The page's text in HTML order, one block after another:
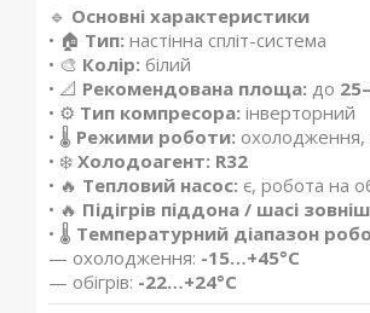
🔹 Основні характеристики
• 🏠 Тип: настінна спліт-система
• 🎨 Колір: білий
• 📐 Рекомендована площа: до
• ⚙️ Тип компресора: інверторний
• 🌡️ Режими роботи: охолодження,
• ❄️ Холодоагент: R32
• 🔥 Тепловий насос: є, робота на
• 🔥 Підігрів піддона / шасі
• 🌡️ Температурний діапазон
— охолодження: -15…+45°C
— обігрів: -22…+24°C